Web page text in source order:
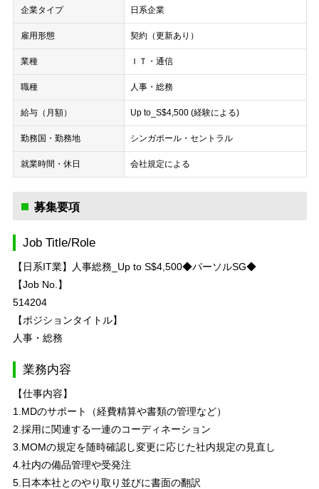
企業タイプ 日系企業
雇用形態 契約（更新あり）
業種 ＩＴ・通信
職種 人事・総務
給与（月額） Up to_S$4,500 (経験による)
勤務国・勤務地 シンガポール・セントラル
就業時間・休日 会社規定による
募集要項
Job Title/Role
【日系IT業】人事総務_Up to S$4,500◆パーソルSG◆
【Job No.】
514204
【ポジションタイトル】
人事・総務
業務内容
【仕事内容】
1.MDのサポート（経費精算や書類の管理など）
2.採用に関連する一連のコーディネーション
3.MOMの規定を随時確認し変更に応じた社内規定の見直し
4.社内の備品管理や受発注
5.日本本社とのやり取り並びに書面の翻訳